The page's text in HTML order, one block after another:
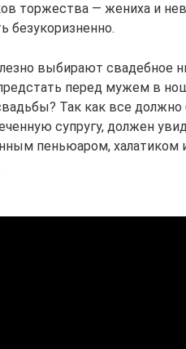
торжества — жениха и
безукоризненно.
выбирают свадебное
предстать перед мужем в
Так как все
супругу, должен
пеньюаром, халатиком